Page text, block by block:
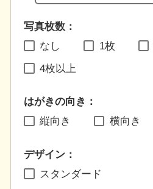
写真枚数：
なし
1枚
4枚以上
はがきの向き：
縦向き
横向き
デザイン：
スタンダード